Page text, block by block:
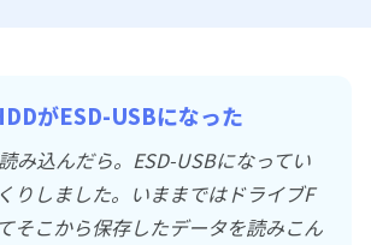
がESD-USBになった
み込んだら。ESD-USBになってい
りしました。いままではドライブF
そこから保存したデータを読みこん